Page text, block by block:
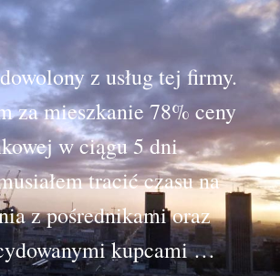
z usług tej firmy.
za mieszkanie 78% ceny
w ciągu 5 dni
tracić czasu na
z pośrednikami oraz
kupcami …